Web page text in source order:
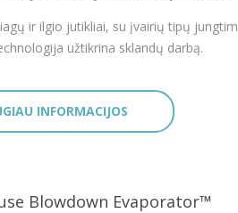
ir ilgio jutikliai, su įvairių tipų
užtikrina sklandų darbą.
INFORMACIJOS
Blowdown Evaporator™